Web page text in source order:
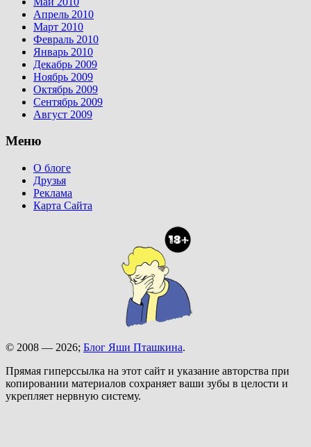
Апрель 2010
Март 2010
Февраль 2010
Январь 2010
Декабрь 2009
Ноябрь 2009
Октябрь 2009
Сентябрь 2009
Август 2009
Меню
О блоге
Друзья
Реклама
Карта Сайта
© 2008 — 2026; Блог Яши Пташкина.
Прямая гиперссылка на этот сайт и указание авторства при
копировании материалов сохраняет ваши зубы в целости и
укрепляет нервную систему.